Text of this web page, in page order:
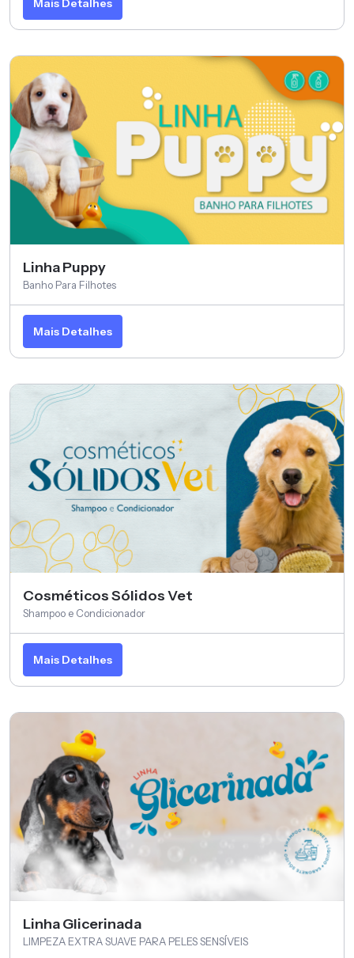
Mais Detalhes
Linha Puppy
Banho Para Filhotes
Mais Detalhes
Cosméticos Sólidos Vet
Shampoo e Condicionador
Mais Detalhes
Linha Glicerinada
LIMPEZA EXTRA SUAVE PARA PELES SENSÍVEIS